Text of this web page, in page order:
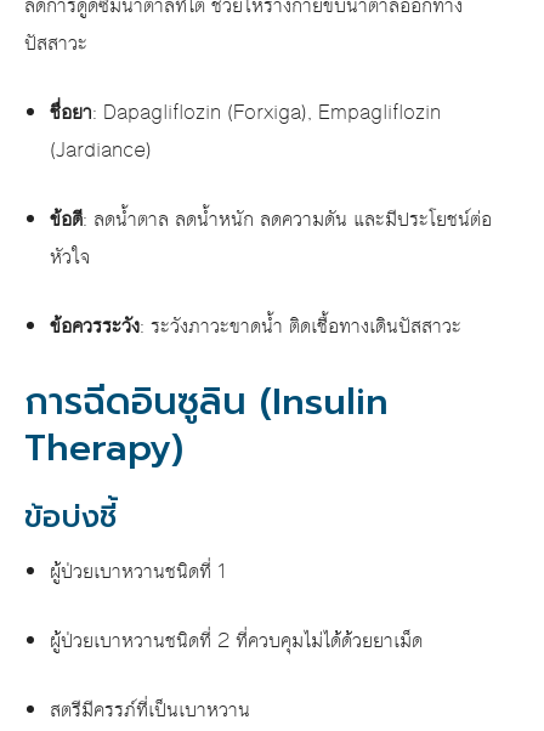
ลดการดูดซึมน้ำตาลที่ไต ช่วยให้ร่างกายขับน้ำตาลออกทาง
ปัสสาวะ
ชื่อยา: Dapagliflozin (Forxiga), Empagliflozin
(Jardiance)
ข้อดี: ลดน้ำตาล ลดน้ำหนัก ลดความดัน และมีประโยชน์ต่อ
หัวใจ
ข้อควรระวัง: ระวังภาวะขาดน้ำ ติดเชื้อทางเดินปัสสาวะ
การฉีดอินซูลิน (Insulin
Therapy)
ข้อบ่งชี้
ผู้ป่วยเบาหวานชนิดที่ 1
ผู้ป่วยเบาหวานชนิดที่ 2 ที่ควบคุมไม่ได้ด้วยยาเม็ด
สตรีมีครรภ์ที่เป็นเบาหวาน